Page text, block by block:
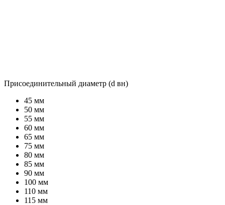
Присоединительный диаметр (d вн)
45 мм
50 мм
55 мм
60 мм
65 мм
75 мм
80 мм
85 мм
90 мм
100 мм
110 мм
115 мм